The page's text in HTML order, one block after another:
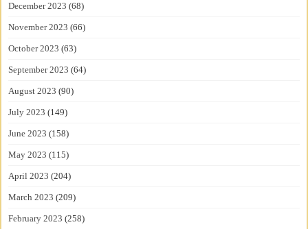
December 2023 (68)
November 2023 (66)
October 2023 (63)
September 2023 (64)
August 2023 (90)
July 2023 (149)
June 2023 (158)
May 2023 (115)
April 2023 (204)
March 2023 (209)
February 2023 (258)